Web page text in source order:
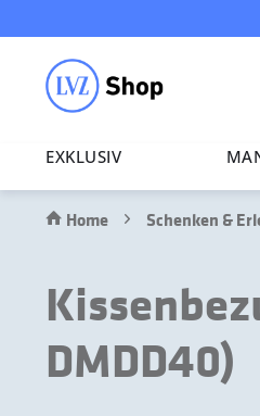
EXKLUSIV
Home Schenken &
DMDD40)